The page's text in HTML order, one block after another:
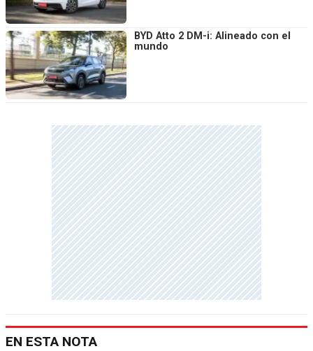
BYD Atto 2 DM-i: Alineado con el
mundo
EN ESTA NOTA